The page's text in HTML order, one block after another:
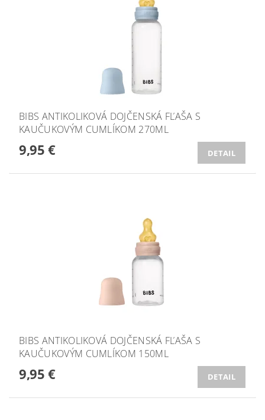
BIBS ANTIKOLIKOVÁ DOJČENSKÁ FĽAŠA S
KAUČUKOVÝM CUMLÍKOM 270ML
9,95 € DETAIL
BIBS ANTIKOLIKOVÁ DOJČENSKÁ FĽAŠA S
KAUČUKOVÝM CUMLÍKOM 150ML
9,95 € DETAIL